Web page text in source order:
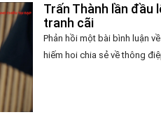
Trấn Thành lần đầu
tranh cãi
Phản hồi một bài bình luận
hiếm hoi chia sẻ về thông